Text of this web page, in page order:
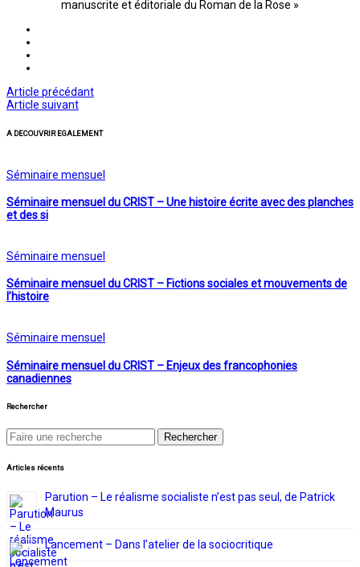
manuscrite et éditoriale du Roman de la Rose »
Article précédant
Article suivant
A DECOUVRIR EGALEMENT
Séminaire mensuel
Séminaire mensuel du CRIST – Une histoire écrite avec des planches
et des si
Séminaire mensuel
Séminaire mensuel du CRIST – Fictions sociales et mouvements de
l’histoire
Séminaire mensuel
Séminaire mensuel du CRIST – Enjeux des francophonies
canadiennes
Rechercher
Chercher
pour:
Articles récents
Parution – Le réalisme socialiste n’est pas seul, de Patrick
Maurus
Lancement – Dans l’atelier de la sociocritique